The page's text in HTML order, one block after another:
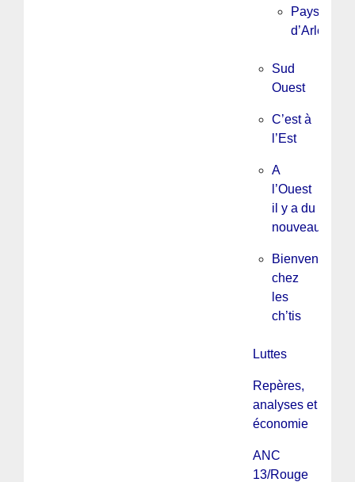
Pays
d’Arles
Sud
Ouest
C’est à
l’Est
A
l’Ouest
il y a du
nouveau
Bienvenue
chez
les
ch’tis
Luttes
Repères,
analyses et
économie
ANC
13/Rouge